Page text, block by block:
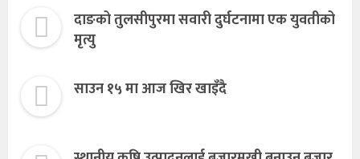
दाङको तुलसीपुरमा सवारी दुर्घटनामा एक युवतीको
मृत्यु
साउन १५ मा आज खिर खाइँदै